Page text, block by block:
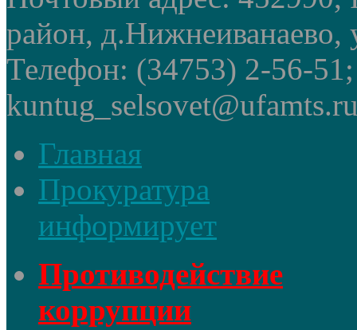
район, д.Нижнеиванаево,
Телефон: (34753) 2-56-
Главная
Прокуратура
информирует
Противодействие
коррупции